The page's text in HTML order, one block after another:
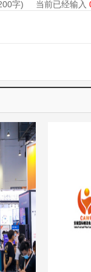
字) 当前已经输入